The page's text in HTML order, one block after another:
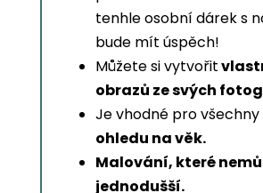
tenhle osobní dárek s
bude mít úspěch!
Můžete si vytvořit
obrazů ze svých
Je vhodné pro všechny
ohledu na věk.
Malování, které
jednodušší.